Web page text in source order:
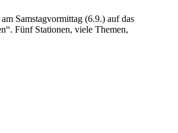
Samstagvormittag (6.9.) auf das
Fünf Stationen, viele Themen,